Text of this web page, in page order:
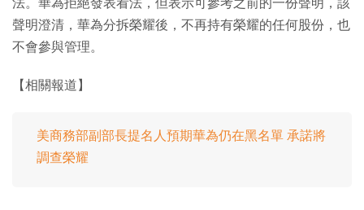
聲明澄清，華為分拆榮耀後，不再持有榮耀的任何股份，也
不會參與管理。
【相關報道】
美商務部副部長提名人預期華為仍在黑名單 承諾將
調查榮耀